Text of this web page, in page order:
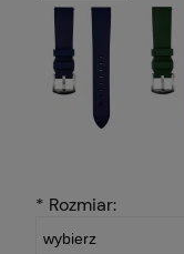
* Rozmiar: